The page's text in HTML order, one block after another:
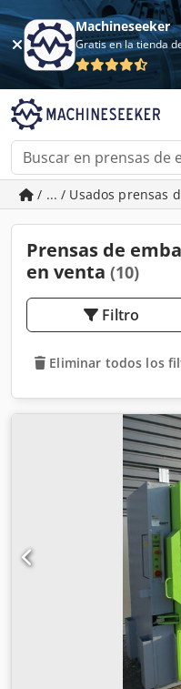
Machineseeker
/ ... / Usados prensas
Prensas de
en venta (10)
Filtro
Eliminar todos los